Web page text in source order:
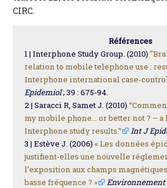
CIRC.
Références
1 | Interphone Study Group. (2010)
relation to mobile telephone use :
Interphone international case-
Epidemiol; 39 : 675-94.
2 | Saracci R, Samet J. (2010)
my mobile phone... or better not ? – a
Interphone study results.”
Int J
3 | Estève J. (2006)« Les données
justifient-elles une nouvelle
l’exposition aux champs
basse fréquence ? »
Environnement